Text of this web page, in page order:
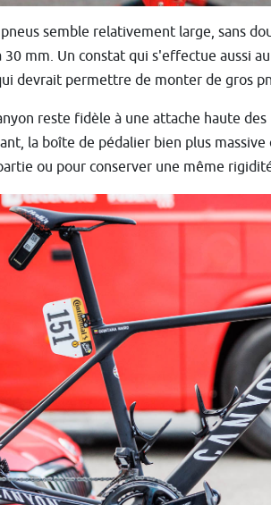
pneus semble relativement large, sans
30 mm. Un constat qui s'effectue aussi
devrait permettre de monter de gros
reste fidèle à une attache haute
la boîte de pédalier bien plus
ou pour conserver une même